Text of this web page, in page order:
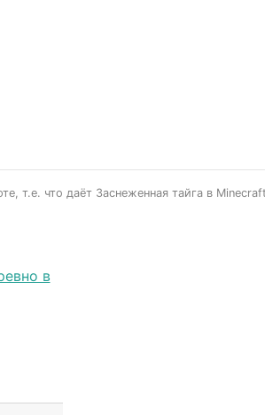
т.е. что даёт Заснеженная тайга в